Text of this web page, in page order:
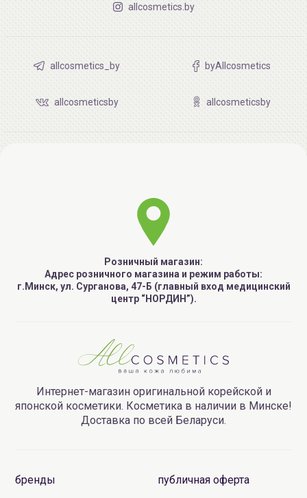
allcosmetics.by
allcosmetics_by byAllcosmetics
allcosmeticsby allcosmeticsby
Розничный магазин:
Адрес розничного магазина и режим работы:
г.Минск, ул. Сурганова, 47-Б (главный вход медицинский
центр “НОРДИН”).
Интернет-магазин оригинальной корейской и
японской косметики. Косметика в наличии в Минске!
Доставка по всей Беларуси.
бренды
публичная оферта